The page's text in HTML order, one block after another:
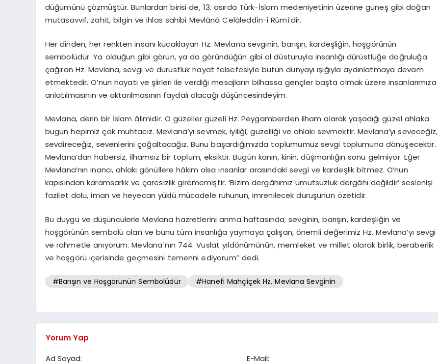
düğümünü çözmüştür. Bunlardan birisi de, 13. asırda Türk-İslam medeniyetinin üzerine güneş gibi doğan
mutasavvıf, zahit, bilgin ve ihlas sahibi Mevlânâ Celâleddîn-i Rûmî’dir.
Her dinden, her renkten insanı kucaklayan Hz. Mevlana sevginin, barışın, kardeşliğin, hoşgörünün
sembolüdür. Ya olduğun gibi görün, ya da göründüğün gibi ol düsturuyla insanlığı dürüstlüğe doğruluğa
çağıran Hz. Mevlana, sevgi ve dürüstlük hayat felsefesiyle bütün dünyayı ışığıyla aydınlatmaya devam
etmektedir. O’nun hayatı ve şiirleri ile verdiği mesajların bilhassa gençler başta olmak üzere insanlarımıza
anlatılmasının ve aktarılmasının faydalı olacağı düşüncesindeyim.
Mevlana, derin bir İslam âlimidir. O güzeller güzeli Hz. Peygamberden ilham alarak yaşadığı güzel ahlaka
bugün hepimiz çok muhtacız. Mevlana’yı sevmek, iyiliği, güzelliği ve ahlakı sevmektir. Mevlana’yı seveceğiz,
sevdireceğiz, sevenlerini çoğaltacağız. Bunu başardığımızda toplumumuz sevgi toplumuna dönüşecektir.
Mevlana’dan habersiz, ilhamsız bir toplum, eksiktir. Bugün kanın, kinin, düşmanlığın sonu gelmiyor. Eğer
Mevlana’nın inancı, ahlakı gönüllere hâkim olsa insanlar arasındaki sevgi ve kardeşlik bitmez. O’nun
kapısından karamsarlık ve çaresizlik girememiştir. ‘Bizim dergâhımız umutsuzluk dergâhı değildir’ seslenişi
fazilet dolu, iman ve heyecan yüklü mücadele ruhunun, imrenilecek duruşunun özetidir.
Bu duygu ve düşüncülerle Mevlana hazretlerini anma haftasında; sevginin, barışın, kardeşliğin ve
hoşgörünün sembolü olan ve bunu tüm insanlığa yaymaya çalışan, önemli değerimiz Hz. Mevlana’yı sevgi
ve rahmetle anıyorum. Mevlana´nın 744. Vuslat yıldönümünün, memleket ve millet olarak birlik, beraberlik
ve hoşgörü içerisinde geçmesini temenni ediyorum” dedi.
#Barışın ve Hoşgörünün Sembolüdür #Hanefi Mahçiçek Hz. Mevlana Sevginin
Yorum Yap
Ad Soyad:
E-Mail: